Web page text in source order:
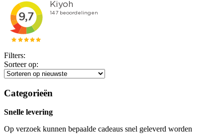
Filters:
Sorteer op:
Categorieën
Snelle levering
Op verzoek kunnen bepaalde cadeaus snel geleverd worden